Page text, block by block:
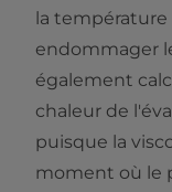
la
endommager
également
chaleur de
puisque la
moment où le